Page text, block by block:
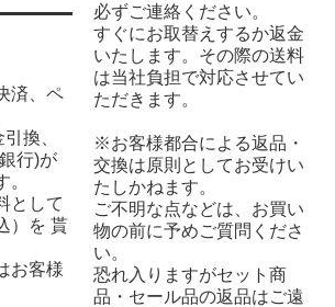
済、ペ
換、
行)が
として
）を 貰
お客様
必ずご連絡ください。
すぐにお取替えするか返金
いたします。その際の送料
は当社負担で対応させてい
ただきます。
※お客様都合による返品・
交換は原則としてお受けい
たしかねます。
ご不明な点などは、お買い
物の前に予めご質問くださ
い。
恐れ入りますがセット商
品・セール品の返品はご遠